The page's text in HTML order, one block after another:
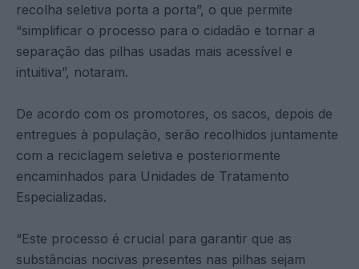
recolha seletiva porta a porta”, o que permite
“simplificar o processo para o cidadão e tornar a
separação das pilhas usadas mais acessível e
intuitiva”, notaram.
De acordo com os promotores, os sacos, depois de
entregues à população, serão recolhidos juntamente
com a reciclagem seletiva e posteriormente
encaminhados para Unidades de Tratamento
Especializadas.
“Este processo é crucial para garantir que as
substâncias nocivas presentes nas pilhas sejam